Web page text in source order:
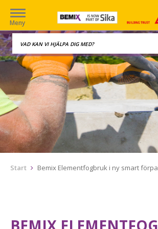
Meny
Start Bemix Elementfogbruk i ny smart